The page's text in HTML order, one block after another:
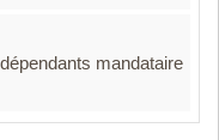
mandataire